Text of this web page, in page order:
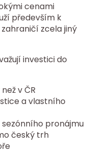
cenami
především k
zcela jiný
investici do
v ČR
a vlastního
pronájmu
český trh